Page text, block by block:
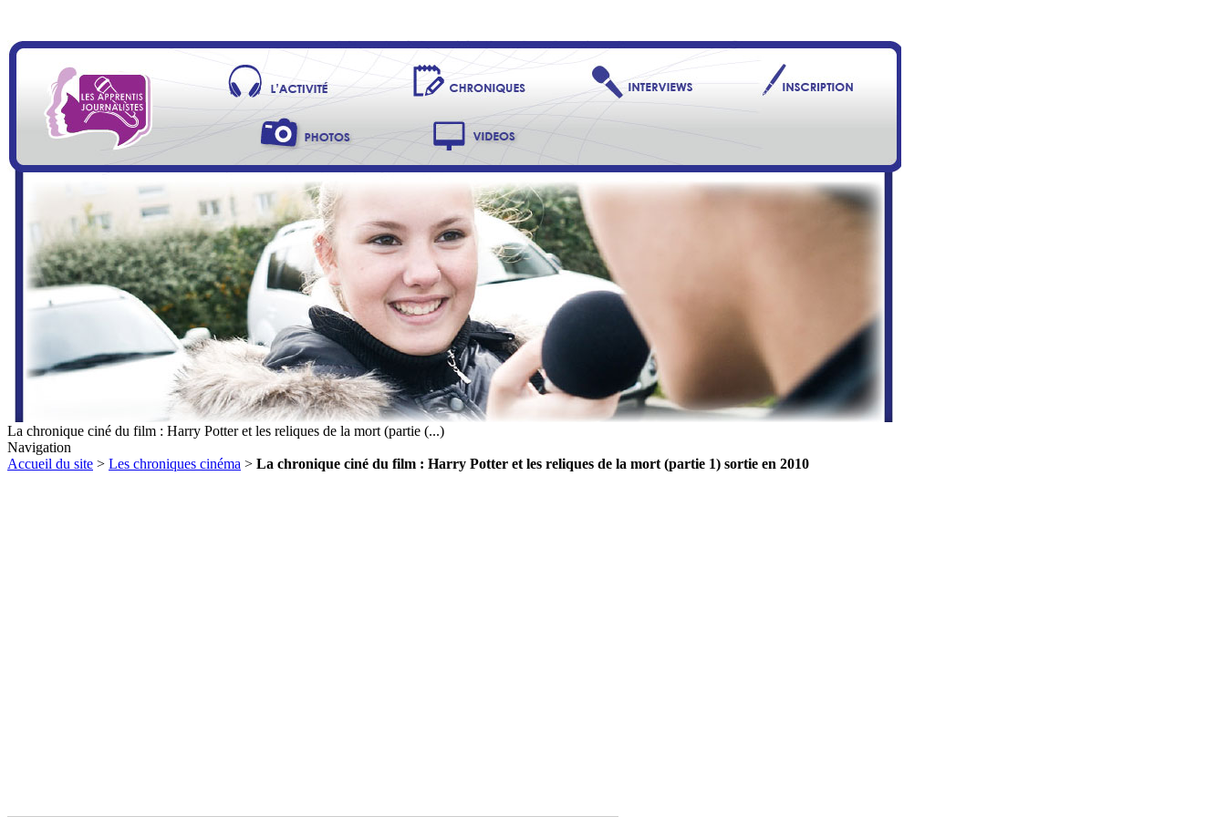
La chronique ciné du film : Harry Potter et les reliques de la mort (partie (...)
Navigation
Accueil du site > Les chroniques cinéma > La chronique ciné du film : Harry Potter et les reliques de la mort (partie 1) sortie en 2010